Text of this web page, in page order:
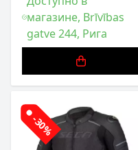
магазине, Brīvības
gatve 244, Рига
-30%